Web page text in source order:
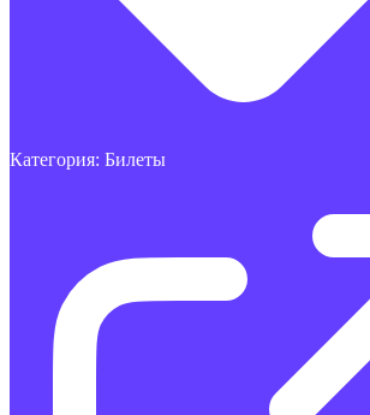
Категория: Билеты